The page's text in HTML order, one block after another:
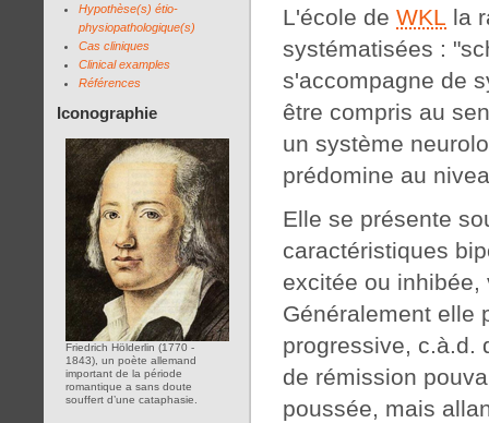
Hypothèse(s) étio-
physiopathologique(s)
Cas cliniques
Clinical examples
Références
Iconographie
Friedrich Hölderlin (1770 -
1843), un poète allemand
important de la période
romantique a sans doute
souffert d’une cataphasie.
L'école de WKL
la
systématisées :
s'accompagne de
être compris au
un système
prédomine au
Elle se présente
caractéristiques
excitée ou
Généralement elle
progressive, c.à.d.
de rémission
poussée, mais